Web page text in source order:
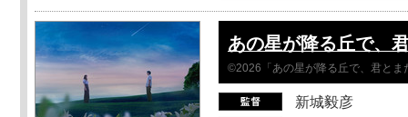
あの星が降る丘で、
©2026「あの星が降る丘で、君とま
新城毅彦